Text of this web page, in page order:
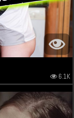
6.1K